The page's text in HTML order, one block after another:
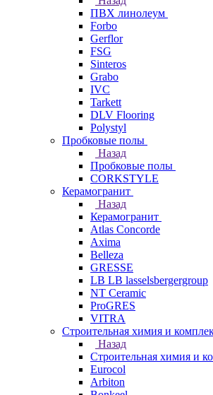
ПВХ линолеум
Forbo
Gerflor
FSG
Sinteros
Grabo
IVC
Tarkett
DLV Flooring
Polystyl
Пробковые полы
Назад
Пробковые полы
CORKSTYLE
Керамогранит
Назад
Керамогранит
Atlas Concorde
Axima
Belleza
GRESSE
LB LB lasselsbergergroup
NT Ceramic
ProGRES
VITRA
Строительная химия и
Назад
Строительная химия и
Eurocol
Arbiton